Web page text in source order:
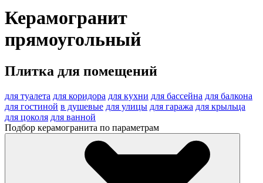
Керамогранит
прямоугольный
Плитка для помещений
для туалета для коридора для кухни для бассейна для балкона
для гостиной в душевые для улицы для гаража для крыльца
для цоколя для ванной
Подбор керамогранита по параметрам